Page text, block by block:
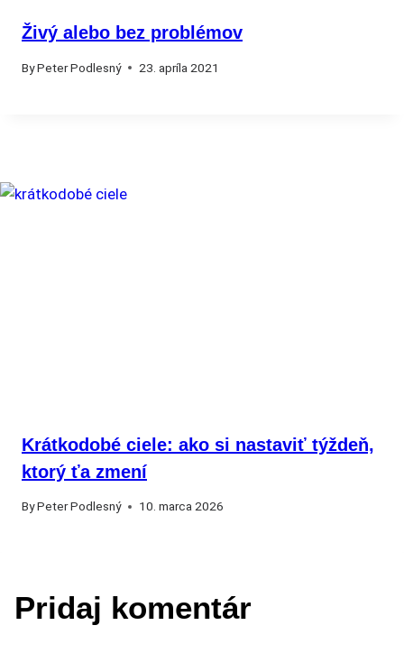
Živý alebo bez problémov
ByPeter Podlesný 23. apríla 2021
Krátkodobé ciele: ako si nastaviť týždeň,
ktorý ťa zmení
ByPeter Podlesný 10. marca 2026
Pridaj komentár